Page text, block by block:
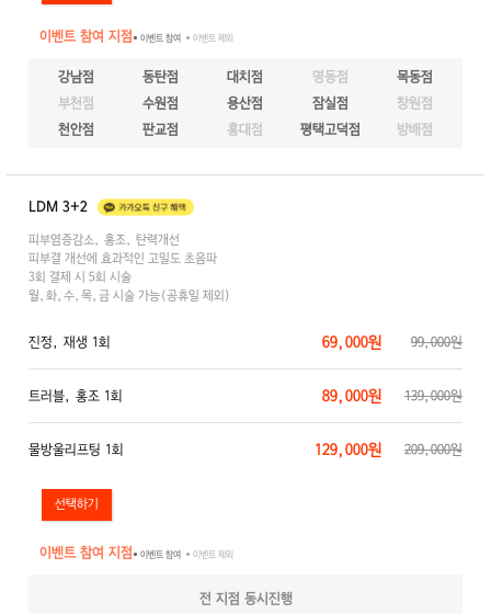
이벤트 참여 지점● 이벤트 참여 ● 이벤트 제외
강남점 동탄점 대치점 명동점
목동점
부천점
수원점 용산점 잠실점
창원점
천안점
판교점 홍대점 평택고덕점 방배점
LDM 3+2
피부염증감소, 홍조, 탄력개선
피부결 개선에 효과적인 고밀도 초음파
3회 결제 시 5회 시술
월,화,수,목,금 시술 가능(공휴일 제외)
진정, 재생 1회 69,000원 99,000원
트러블, 홍조 1회 89,000원 139,000원
물방울리프팅 1회 129,000원 209,000원
이벤트 참여 지점● 이벤트 참여 ● 이벤트 제외
전 지점 동시진행